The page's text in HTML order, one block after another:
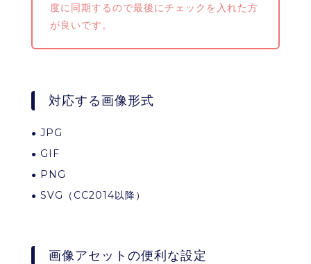
度に同期するので最後にチェックを入れた方
が良いです。
対応する画像形式
JPG
GIF
PNG
SVG（CC2014以降）
画像アセットの便利な設定